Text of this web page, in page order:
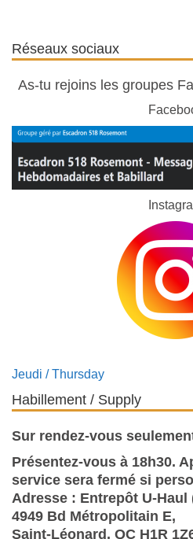
Réseaux sociaux
As-tu rejoins les groupes
Jeudi / Thursday
Habillement / Supply
Sur rendez-vous
Présentez-vous à 18h30.
service sera fermé si
Adresse : Entrepôt U-Haul
4949 Bd Métropolitain E,
Saint-Léonard, QC H1R